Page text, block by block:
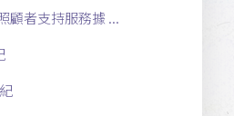
顧者支持服務據 ...